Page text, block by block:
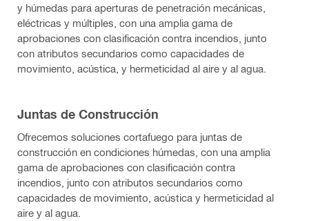
y húmedas para aperturas de penetración mecánicas,
eléctricas y múltiples, con una amplia gama de
aprobaciones con clasificación contra incendios, junto
con atributos secundarios como capacidades de
movimiento, acústica, y hermeticidad al aire y al agua.
Juntas de Construcción
Ofrecemos soluciones cortafuego para juntas de
construcción en condiciones húmedas, con una amplia
gama de aprobaciones con clasificación contra
incendios, junto con atributos secundarios como
capacidades de movimiento, acústica y hermeticidad al
aire y al agua.